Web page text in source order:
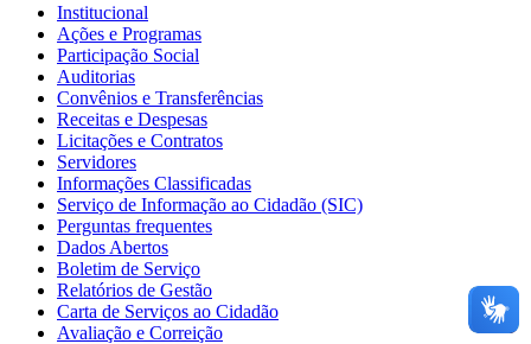
Institucional
Ações e Programas
Participação Social
Auditorias
Convênios e Transferências
Receitas e Despesas
Licitações e Contratos
Servidores
Informações Classificadas
Serviço de Informação ao Cidadão (SIC)
Perguntas frequentes
Dados Abertos
Boletim de Serviço
Relatórios de Gestão
Carta de Serviços ao Cidadão
Avaliação e Correição